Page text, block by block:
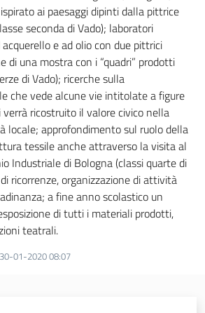
ai paesaggi dipinti dalla pittrice
seconda di Vado); laboratori
e ad olio con due pittrici
di una mostra con i “quadri” prodotti
di Vado); ricerche sulla
che vede alcune vie intitolate a figure
ricostruito il valore civico nella
locale; approfondimento sul ruolo della
tessile anche attraverso la visita al
Industriale di Bologna (classi quarte di
ricorrenze, organizzazione di attività
a fine anno scolastico un
di tutti i materiali prodotti,
teatrali.
30-01-2020 08:07